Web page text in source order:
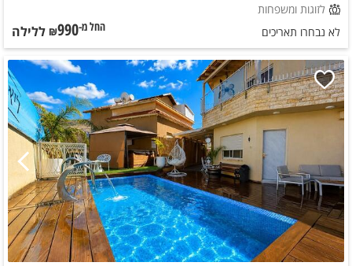
לזוגות ומשפחות
לא נבחרו תאריכים החל מ-₪990 ללילה